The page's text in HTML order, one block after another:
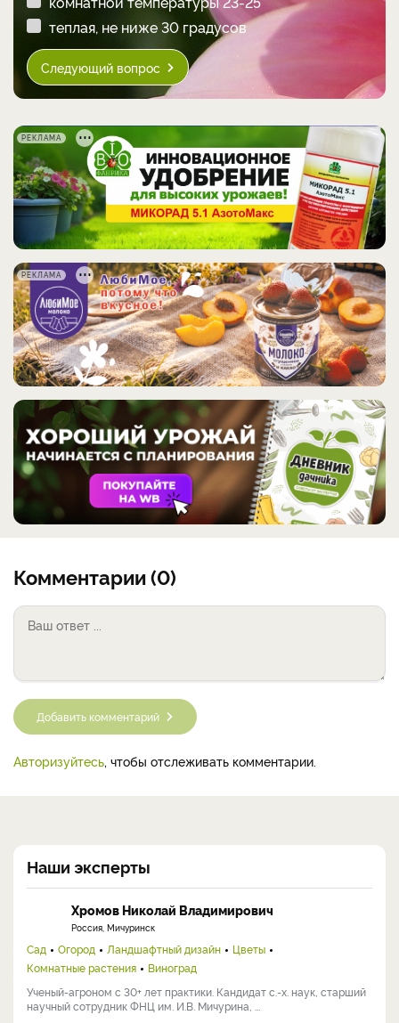
теплая, не ниже 30 градусов
Следующий вопрос
РЕКЛАМА
РЕКЛАМА
Комментарии (0)
Добавить комментарий
Авторизуйтесь , чтобы отслеживать комментарии.
Наши эксперты
Хромов Николай Владимирович
Россия, Мичуринск
Сад Огород Ландшафтный дизайн
Цветы
Комнатные растения
Виноград
Ученый-агроном с 30+ лет практики. Кандидат с.-х. наук, старший
научный сотрудник ФНЦ им. И.В. Мичурина, ...